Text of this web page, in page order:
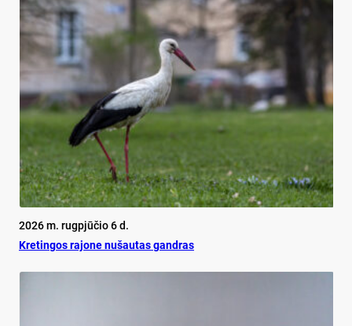
2026 m. rugpjūčio 6 d.
Kretingos rajone nušautas gandras